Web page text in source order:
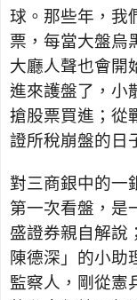
球。那些年，我
票，每當大盤烏
大廳人聲也會開
進來護盤了，小
搶股票買進；
證所稅崩盤的日
對三商銀中的一
第一次看盤，是
盛證券親自解說
陳德深」的小助
監察人，剛從憲